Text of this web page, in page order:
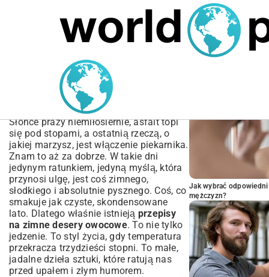
MARIUSZ ŁAMAGA 05.10.2025
Przepisy na zimne desery
owocowe – 30+ Inspiracji
Słońce praży niemiłosiernie, asfalt topi
się pod stopami, a ostatnią rzeczą, o
jakiej marzysz, jest włączenie piekarnika.
Znam to aż za dobrze. W takie dni
jedynym ratunkiem, jedyną myślą, która
przynosi ulgę, jest coś zimnego,
słodkiego i absolutnie pysznego. Coś, co
smakuje jak czyste, skondensowane
lato. Dlatego właśnie istnieją przepisy
na zimne desery owocowe. To nie tylko
jedzenie. To styl życia, gdy temperatura
przekracza trzydzieści stopni. To małe,
jadalne dzieła sztuki, które ratują nas
przed upałem i złym humorem.
Jak wybrać
mężczyzn?